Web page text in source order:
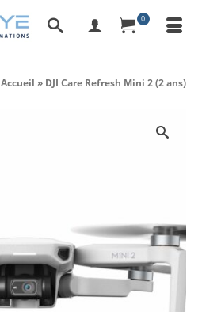
0
Accueil » DJI Care Refresh Mini 2 (2 ans)